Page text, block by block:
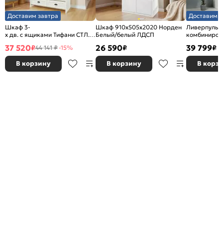
Доставим завтра
Шкаф 3-
х дв. с ящиками Тифани СТЛ.305.02 Дуб небраска/
37 520₽44 141 ₽-15%
В корзину
Шкаф 910x505x2020 Норден
Белый/белый ЛДСП
26 590₽
В корзину
Доставим
Ливерпуль
39 799₽
В